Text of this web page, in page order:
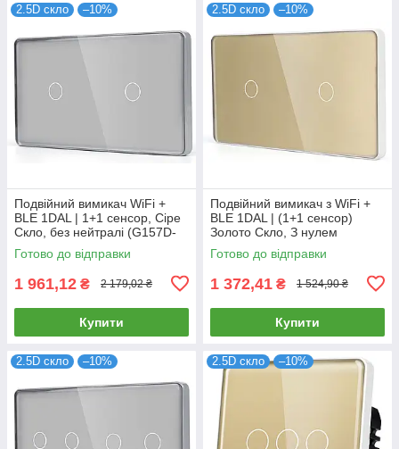
2.5D скло –10%
Подвійний вимикач WiFi +
BLE 1DAL | 1+1 сенсор, Сіре
Скло, без нейтралі (G157D-
SW1GX2.WF.SL.GR)
Готово до відправки
1 961,12 ₴ 2 179,02 ₴
Купити
2.5D скло –10%
Подвійний вимикач з WiFi +
BLE 1DAL | (1+1 сенсор)
Золото Скло, З нулем
(G157D-SW1GX2.WF.GD)
Готово до відправки
1 372,41 ₴ 1 524,90 ₴
Купити
2.5D скло –10% 2.5D скло –10%